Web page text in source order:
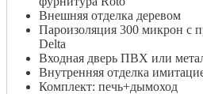
Внешняя отделка деревом
Пароизоляция 300 микрон с
Delta
Входная дверь ПВХ или
Внутренняя отделка
Комплект: печь+дымоход